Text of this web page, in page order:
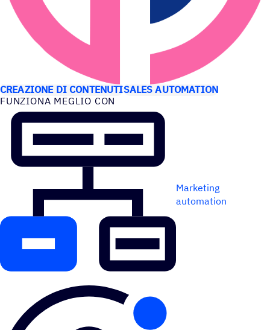
CREAZIONE DI CONTENUTISALES AUTOMATION
FUNZIONA MEGLIO CON
Marketing
automation